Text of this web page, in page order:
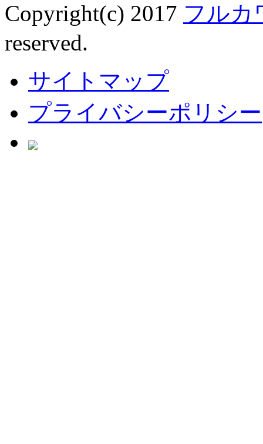
Copyright(c) 2017 フルカ
reserved.
サイトマップ
プライバシーポリシー